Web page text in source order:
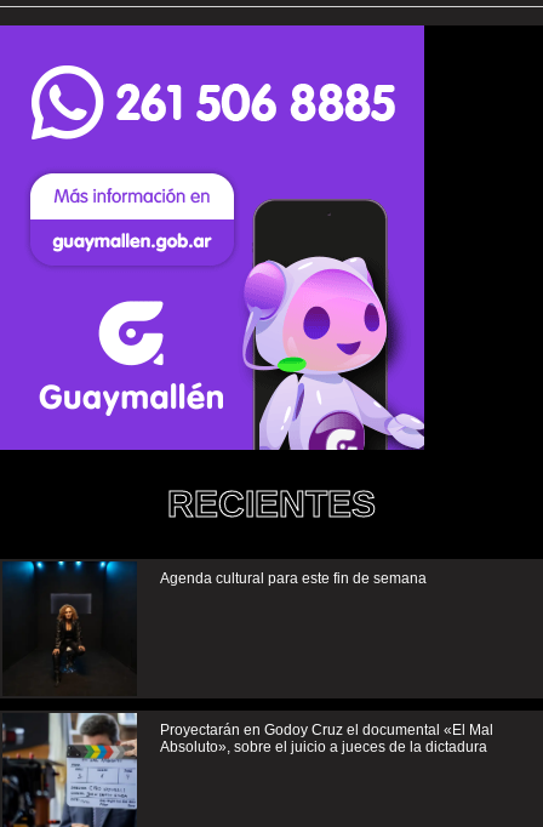
RECIENTES
Agenda cultural para este fin de semana
Proyectarán en Godoy Cruz el documental «El Mal
Absoluto», sobre el juicio a jueces de la dictadura